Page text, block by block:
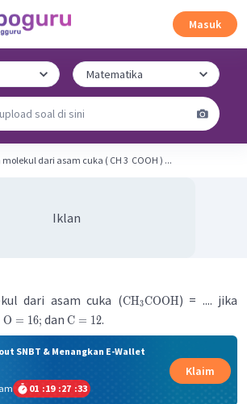
Masuk
dari asam cuka ( CH 3 ​ COOH ) ...
Iklan
dari asam cuka (CH3COOH) = .... jika
O = 16; dan C = 12.
SNBT & Menangkan E-Wallet
01 :19 :27 :32
Klaim